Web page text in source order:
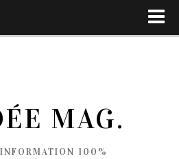
MAG.
100%